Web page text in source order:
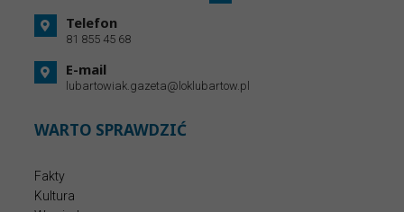
Telefon
81 855 45 68
E-mail
lubartowiak.gazeta@loklubartow.pl
WARTO SPRAWDZIĆ
Fakty
Kultura